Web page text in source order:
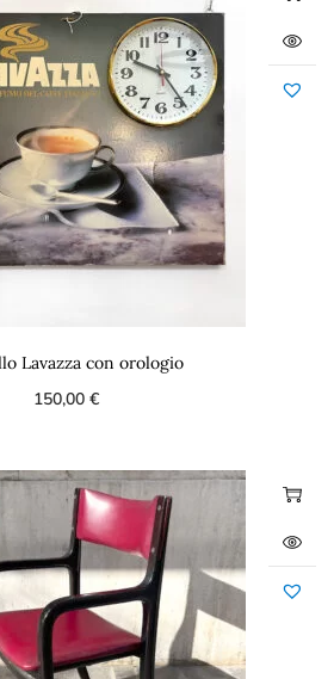
Lavazza con orologio
150,00€